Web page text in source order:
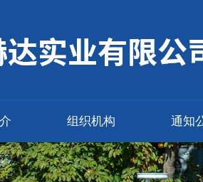
组织机构 通知